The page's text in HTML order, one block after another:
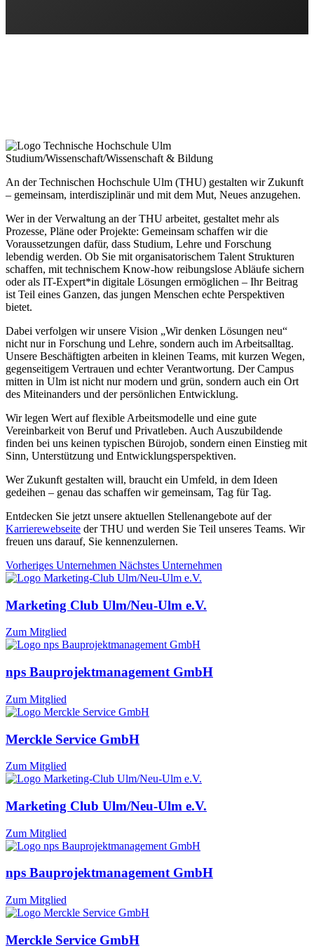
Studium/Wissenschaft/Wissenschaft & Bildung
An der Technischen Hochschule Ulm (THU) gestalten wir Zukunft
– gemeinsam, interdisziplinär und mit dem Mut, Neues anzugehen.
Wer in der Verwaltung an der THU arbeitet, gestaltet mehr als
Prozesse, Pläne oder Projekte: Gemeinsam schaffen wir die
Voraussetzungen dafür, dass Studium, Lehre und Forschung
lebendig werden. Ob Sie mit organisatorischem Talent Strukturen
schaffen, mit technischem Know-how reibungslose Abläufe sichern
oder als IT-Expert*in digitale Lösungen ermöglichen – Ihr Beitrag
ist Teil eines Ganzen, das jungen Menschen echte Perspektiven
bietet.
Dabei verfolgen wir unsere Vision „Wir denken Lösungen neu“
nicht nur in Forschung und Lehre, sondern auch im Arbeitsalltag.
Unsere Beschäftigten arbeiten in kleinen Teams, mit kurzen Wegen,
gegenseitigem Vertrauen und echter Verantwortung. Der Campus
mitten in Ulm ist nicht nur modern und grün, sondern auch ein Ort
des Miteinanders und der persönlichen Entwicklung.
Wir legen Wert auf flexible Arbeitsmodelle und eine gute
Vereinbarkeit von Beruf und Privatleben. Auch Auszubildende
finden bei uns keinen typischen Bürojob, sondern einen Einstieg mit
Sinn, Unterstützung und Entwicklungsperspektiven.
Wer Zukunft gestalten will, braucht ein Umfeld, in dem Ideen
gedeihen – genau das schaffen wir gemeinsam, Tag für Tag.
Entdecken Sie jetzt unsere aktuellen Stellenangebote auf der
Karrierewebseite der THU und werden Sie Teil unseres Teams. Wir
freuen uns darauf, Sie kennenzulernen.
Vorheriges Unternehmen Nächstes Unternehmen
Marketing Club Ulm/Neu-Ulm e.V.
Zum Mitglied
nps Bauprojektmanagement GmbH
Zum Mitglied
Merckle Service GmbH
Zum Mitglied
Marketing Club Ulm/Neu-Ulm e.V.
Zum Mitglied
nps Bauprojektmanagement GmbH
Zum Mitglied
Merckle Service GmbH